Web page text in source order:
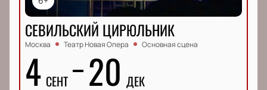
СЕВИЛЬСКИЙ ЦИРЮЛЬНИК
Москва Театр Новая Опера Основная сцена
4 СЕНТ 20 ДЕК